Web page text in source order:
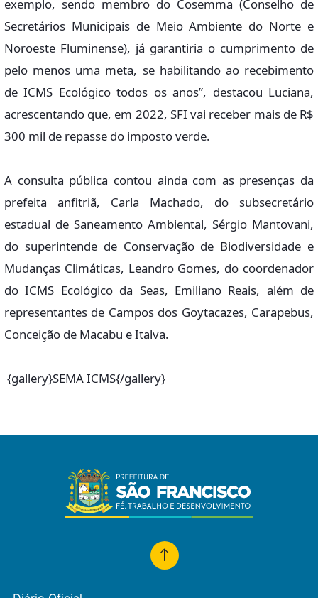
exemplo, sendo membro do Cosemma (Conselho de
Secretários Municipais de Meio Ambiente do Norte e
Noroeste Fluminense), já garantiria o cumprimento de
pelo menos uma meta, se habilitando ao recebimento
de ICMS Ecológico todos os anos”, destacou Luciana,
acrescentando que, em 2022, SFI vai receber mais de R$
300 mil de repasse do imposto verde.
A consulta pública contou ainda com as presenças da
prefeita anfitriã, Carla Machado, do subsecretário
estadual de Saneamento Ambiental, Sérgio Mantovani,
do superintende de Conservação de Biodiversidade e
Mudanças Climáticas, Leandro Gomes, do coordenador
do ICMS Ecológico da Seas, Emiliano Reais, além de
representantes de Campos dos Goytacazes, Carapebus,
Conceição de Macabu e Italva.
{gallery}SEMA ICMS{/gallery}